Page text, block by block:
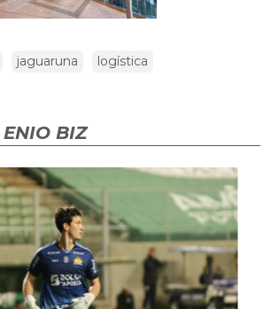
jaguaruna logística
BIZ